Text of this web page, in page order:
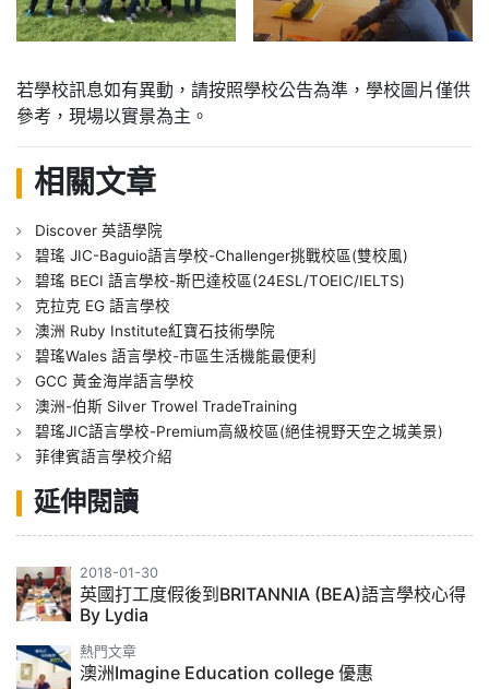
若學校訊息如有異動，請按照學校公告為準，學校圖片僅供
參考，現場以實景為主。
相關文章
Discover 英語學院
碧瑤 JIC-Baguio語言學校-Challenger挑戰校區(雙校風)
碧瑤 BECI 語言學校-斯巴達校區(24ESL/TOEIC/IELTS)
克拉克 EG 語言學校
澳洲 Ruby Institute紅寶石技術學院
碧瑤Wales 語言學校-市區生活機能最便利
GCC 黃金海岸語言學校
澳洲-伯斯 Silver Trowel TradeTraining
碧瑤JIC語言學校-Premium高級校區(絕佳視野天空之城美景)
菲律賓語言學校介紹
延伸閱讀
2018-01-30
英國打工度假後到BRITANNIA (BEA)語言學校心得
By Lydia
熱門文章
澳洲Imagine Education college 優惠